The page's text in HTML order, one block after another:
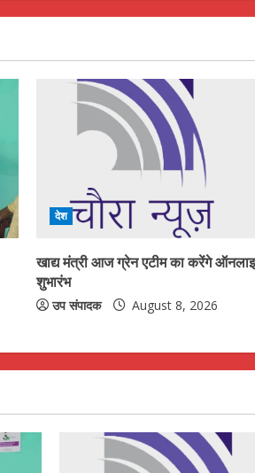
देश
खाद्य मंत्री आज ग्रेन एटीम का करेंगे
शुभारंभ
उप संपादक August 8, 2026